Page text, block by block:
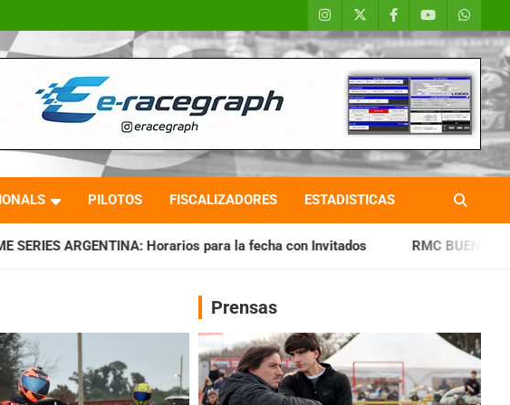
PILOTOS FISCALIZADORES ESTADISTICAS
Horarios para la fecha con Invitados RMC BUENOS AIRES: Cerró una
Prensas